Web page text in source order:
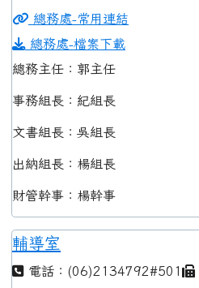
總務處-常用連結
總務處-檔案下載
總務主任：郭主任
事務組長：紀組長
文書組長：吳組長
出納組長：楊組長
財管幹事：楊幹事
輔導室
電話：(06)2134792#501